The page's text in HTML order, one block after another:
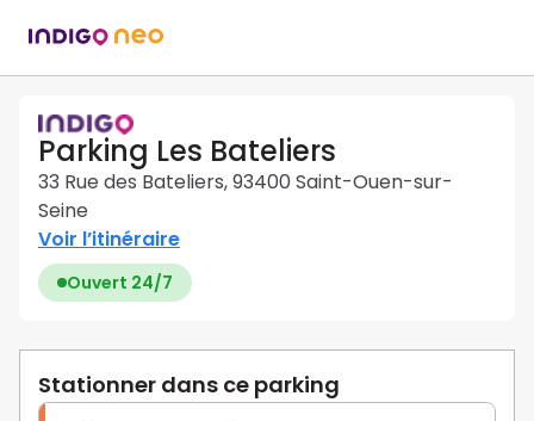
Parking Les Bateliers
33 Rue des Bateliers, 93400 Saint-Ouen-sur-
Seine
Voir l’itinéraire
Ouvert 24/7
Stationner dans ce parking